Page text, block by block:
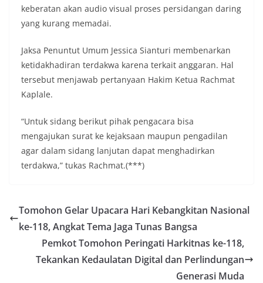
keberatan akan audio visual proses persidangan daring
yang kurang memadai.
Jaksa Penuntut Umum Jessica Sianturi membenarkan
ketidakhadiran terdakwa karena terkait anggaran. Hal
tersebut menjawab pertanyaan Hakim Ketua Rachmat
Kaplale.
“Untuk sidang berikut pihak pengacara bisa
mengajukan surat ke kejaksaan maupun pengadilan
agar dalam sidang lanjutan dapat menghadirkan
terdakwa,” tukas Rachmat.(***)
Tomohon Gelar Upacara Hari Kebangkitan Nasional
ke-118, Angkat Tema Jaga Tunas Bangsa
Pemkot Tomohon Peringati Harkitnas ke-118,
Tekankan Kedaulatan Digital dan Perlindungan
Generasi Muda